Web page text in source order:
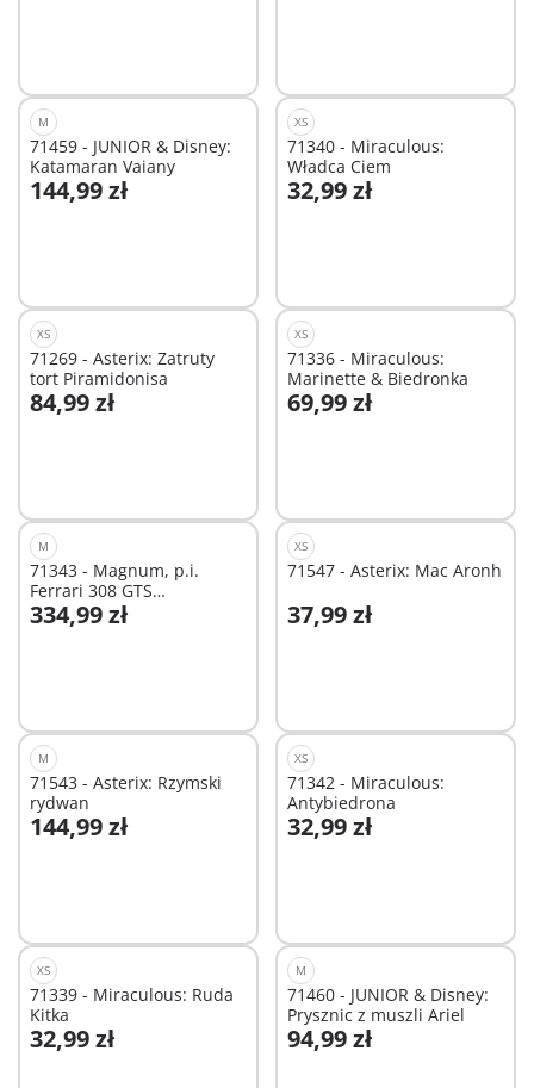
M
71459 - JUNIOR & Disney:
Katamaran Vaiany
144,99 zł
Dodaj do koszyka
XS
71340 - Miraculous:
Władca Ciem
32,99 zł
Dodaj do koszyka
XS
71269 - Asterix: Zatruty
tort Piramidonisa
84,99 zł
XS
71336 - Miraculous:
Marinette & Biedronka
69,99 zł
Dodaj do koszyka
M
71343 - Magnum, p.i.
Ferrari 308 GTS
Quattrovalvole
334,99 zł
Dodaj do koszyka
XS
71547 - Asterix: Mac Aronh
37,99 zł
Dodaj do koszyka
M
71543 - Asterix: Rzymski
rydwan
144,99 zł
Dodaj do koszyka
XS
71342 - Miraculous:
Antybiedrona
32,99 zł
Dodaj do koszyka
XS
71339 - Miraculous: Ruda
Kitka
32,99 zł
Dodaj do koszyka
M
71460 - JUNIOR & Disney:
Prysznic z muszli Ariel
94,99 zł
Dodaj do koszyka